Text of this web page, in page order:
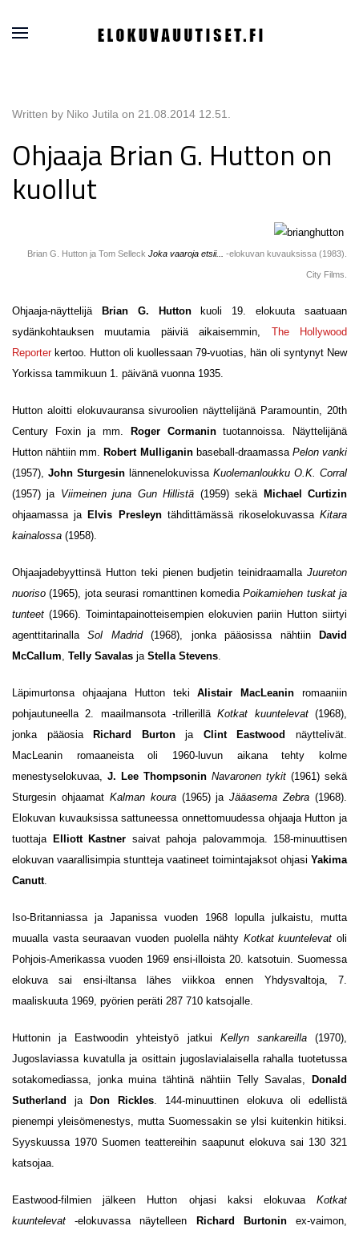
Written by Niko Jutila on 21.08.2014 12.51
Ohjaaja Brian G. Hutton on
kuollut
Brian G. Hutton ja Tom Selleck Joka vaaroja etsii... -elokuvan kuvauksissa (1983).
City Films.
Ohjaaja-näyttelijä Brian G. Huttonkuoli 19. elokuuta saatuaan
sydänkohtauksen muutamia päiviä aikaisemmin, The Hollywood
Reporterkertoo. Hutton oli kuollessaan 79-vuotias, hän oli syntynyt New
Yorkissa tammikuun 1. päivänä vuonna 1935.
Hutton aloitti elokuvauransa sivuroolien näyttelijänä Paramountin, 20th
Century Foxin ja mm. Roger Cormanintuotannoissa. Näyttelijänä
Hutton nähtiin mm.Robert Mulliganinbaseball-draamassa Pelon vanki
(1957), John Sturgesin lännenelokuvissa Kuolemanloukku O.K. Corral
(1957) ja Viimeinen juna Gun Hillistä (1959) sekä Michael Curtizin
ohjaamassa jaElvis Presleyntähdittämässä rikoselokuvassaKitara
kainalossa (1958).
Ohjaajadebyyttinsä Hutton teki pienen budjetin teinidraamalla Juureton
nuoriso (1965), jota seurasi romanttinen komediaPoikamiehen tuskat ja
tunteet (1966). Toimintapainotteisempien elokuvien pariin Hutton siirtyi
agenttitarinallaSol Madrid(1968), jonka pääosissa nähtiinDavid
McCallum Telly Savalas ja Stella Stevens
Läpimurtonsa ohjaajana Hutton tekiAlistair MacLeaninromaaniin
pohjautuneella 2. maailmansota -trillerilläKotkat kuuntelevat(1968),
jonka pääosiaRichard Burtonja Clint Eastwoodnäyttelivät.
MacLeanin romaaneista oli 1960-luvun aikana tehty kolme
menestyselokuvaa, J. Lee Thompsonin Navaronen tykit (1961) sekä
Sturgesin ohjaamat Kalman koura (1965) jaJääasema Zebra (1968).
Elokuvan kuvauksissa sattuneessa onnettomuudessa ohjaaja Hutton ja
tuottaja Elliott Kastner saivat pahoja palovammoja. 158-minuuttisen
elokuvan vaarallisimpia stuntteja vaatineet toimintajaksot ohjasi Yakima
Canutt.
Iso-Britanniassa ja Japanissa vuoden 1968 lopulla julkaistu, mutta
muualla vasta seuraavan vuoden puolella nähty Kotkat kuuntelevat oli
Pohjois-Amerikassa vuoden 1969 ensi-illoista 20. katsotuin. Suomessa
elokuva sai ensi-iltansa lähes viikkoa ennen Yhdysvaltoja, 7.
maaliskuuta 1969, pyörien peräti 287 710 katsojalle.
Huttonin ja Eastwoodin yhteistyö jatkui Kellyn sankareilla(1970),
Jugoslaviassa kuvatulla ja osittain jugoslavialaisella rahalla tuotetussa
sotakomediassa, jonka muina tähtinä nähtiin Telly Savalas, Donald
Sutherland jaDon Rickles . 144-minuuttinen elokuva oli edellistä
pienempi yleisömenestys, mutta Suomessakin se ylsi kuitenkin hitiksi.
Syyskuussa 1970 Suomen teattereihin saapunut elokuva sai 130 321
katsojaa.
Eastwood-filmien jälkeen Hutton ohjasi kaksi elokuvaa Kotkat
kuuntelevat -elokuvassa näytelleen Richard Burtoninex-vaimon,